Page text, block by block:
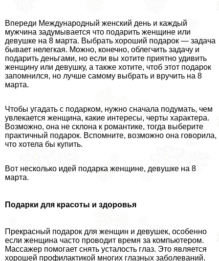
Впереди Международный женский день и каждый
мужчина задумывается что подарить женщине или
дeвyшке на 8 марта. Выбрать хороший подарок — задача
бывает нелегкая. Можно, конечно, облегчить задачу и
подарить деньгами, но если вы хотите приятно удивить
женщину или дeвyшку, а также хотите, чтоб этот подарок
запомнился, но лучше самому выбрать и вручить на 8
марта.
Чтобы угадать с подарком, нужно сначала подумать, чем
увлекается женщина, какие интересы, черты хаpaктера.
Возможно, она не склона к романтике, тогда выберите
пpaктичный подарок. Вспомните, возможно она говорила,
что хотела бы купить.
Вот несколько идей подарка женщине, дeвyшке на 8
марта.
Подарки для красоты и здоровья
Прекрасный подарок для женщин и дeвyшек, особенно
если женщина часто проводит время за компьютером.
Массажер помогает снять усталость глаз. Это является
хорошей профилактикой многих глазных заболеваний.